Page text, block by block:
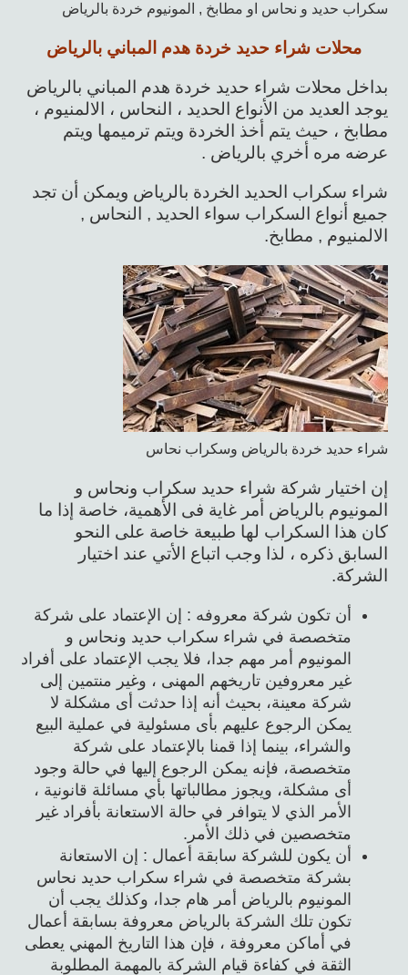
سكراب حديد و نحاس او مطابخ , المونيوم خردة بالرياض
محلات شراء حديد خردة هدم المباني بالرياض
بداخل محلات شراء حديد خردة هدم المباني بالرياض
يوجد العديد من الأنواع الحديد ، النحاس ، الالمنيوم ،
مطابخ ، حيث يتم أخذ الخردة ويتم ترميمها ويتم
عرضه مره أخري بالرياض .
شراء سكراب الحديد الخردة بالرياض ويمكن أن تجد
جميع أنواع السكراب سواء الحديد , النحاس ,
الالمنيوم , مطابخ.
شراء حديد خردة بالرياض وسكراب نحاس
إن اختيار شركة شراء حديد سكراب ونحاس و
المونيوم بالرياض أمر غاية فى الأهمية، خاصة إذا ما
كان هذا السكراب لها طبيعة خاصة على النحو
السابق ذكره ، لذا وجب اتباع الأتي عند اختيار
الشركة.
أن تكون شركة معروفه : إن الإعتماد على شركة
متخصصة في شراء سكراب حديد ونحاس و
المونيوم أمر مهم جدا، فلا يجب الإعتماد على أفراد
غير معروفين تاريخهم المهنى ، وغير منتمين إلى
شركة معينة، بحيث أنه إذا حدثت أى مشكلة لا
يمكن الرجوع عليهم بأى مسئولية في عملية البيع
والشراء، بينما إذا قمنا بالإعتماد على شركة
متخصصة، فإنه يمكن الرجوع إليها في حالة وجود
أى مشكلة، ويجوز مطالباتها بأي مسائلة قانونية ،
الأمر الذي لا يتوافر في حالة الاستعانة بأفراد غير
متخصصين في ذلك الأمر.
أن يكون للشركة سابقة أعمال : إن الاستعانة
بشركة متخصصة في شراء سكراب حديد نحاس
المونيوم بالرياض أمر هام جدا، وكذلك يجب أن
تكون تلك الشركة بالرياض معروفة بسابقة أعمال
في أماكن معروفة ، فإن هذا التاريخ المهني يعطى
الثقة في كفاءة قيام الشركة بالمهمة المطلوبة